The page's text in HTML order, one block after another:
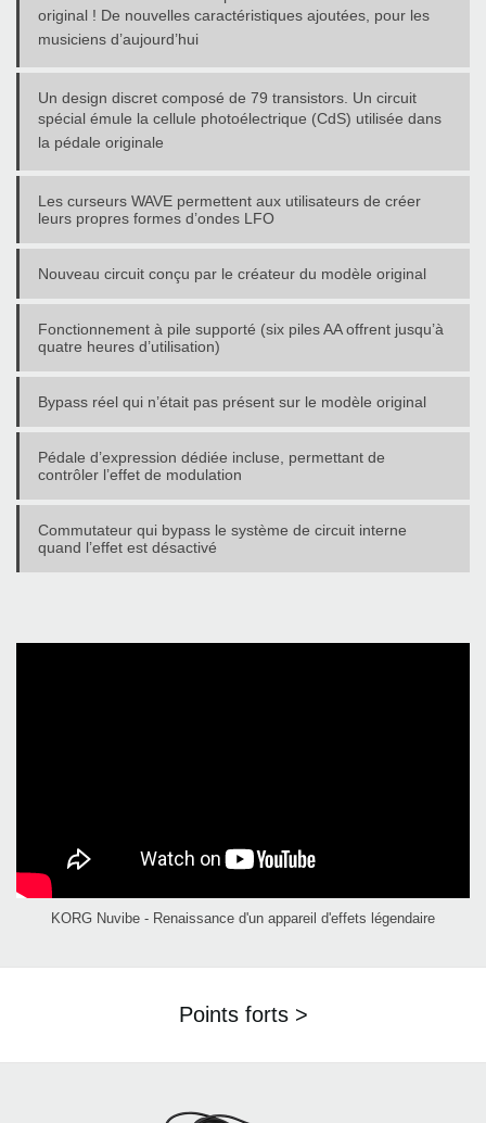
original ! De nouvelles caractéristiques ajoutées, pour les
musiciens d’aujourd’hui
Un design discret composé de 79 transistors. Un circuit
spécial émule la cellule photoélectrique (CdS) utilisée dans
la pédale originale
Les curseurs WAVE permettent aux utilisateurs de créer
leurs propres formes d’ondes LFO
Nouveau circuit conçu par le créateur du modèle original
Fonctionnement à pile supporté (six piles AA offrent jusqu’à
quatre heures d’utilisation)
Bypass réel qui n’était pas présent sur le modèle original
Pédale d’expression dédiée incluse, permettant de
contrôler l’effet de modulation
Commutateur qui bypass le système de circuit interne
quand l’effet est désactivé
KORG Nuvibe - Renaissance d'un appareil d'effets légendaire
Points forts >